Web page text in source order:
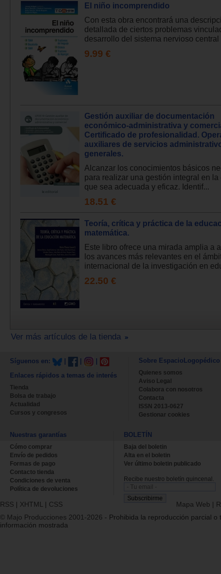
El niño incomprendido
Con esta obra encontrará una
detallada de ciertos problemas
desarrollo del sistema nervioso central
9.99 €
Gestión auxiliar de documentación
económico-administrativa y
Certificado de profesionalidad.
auxiliares de servicios
generales.
Alcanzar los conocimientos básicos
para realizar una gestión integral en la
que sea adecuada y eficaz. Identif...
18.51 €
Teoría, crítica y práctica de la
matemática.
Este libro ofrece una mirada amplia a
los avances más relevantes en el
internacional de la investigación en
22.50 €
Ver más artículos de la tienda
Síguenos en:
Enlaces rápidos a temas de interés
Tienda
Bolsa de trabajo
Actualidad
Cursos y congresos
Sobre EspacioLogopédico
Quienes somos
Aviso Legal
Colabora con nosotros
Contacta
ISSN 2013-0627
Gestionar cookies
Nuestras garantías
Cómo comprar
Envío de pedidos
Formas de pago
Contacto tienda
Condiciones de venta
Política de devoluciones
BOLETÍN
Baja del boletin
Alta en el boletin
Ver último boletin publicado
Recibe nuestro boletín quincenal.
RSS | XHTML | CSS Mapa Web |
© Majo Producciones 2001-2026 - Prohibida la reproducción parcial o
información mostrada